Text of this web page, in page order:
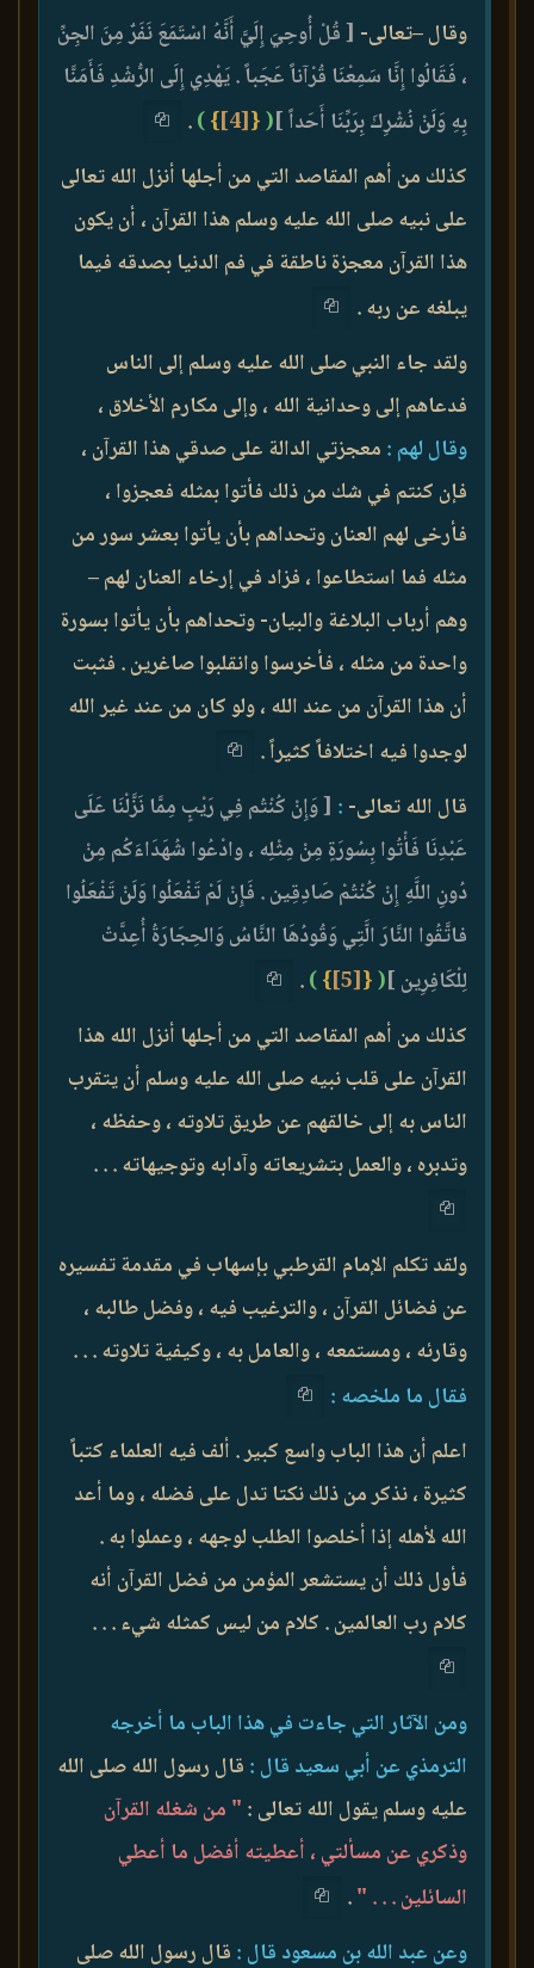
وقال –تعالى- [ قُلْ أُوحِيَ إِلَيَّ أَنَّهُ اسْتَمَعَ نَفَرٌ مِنَ الجِنِّ
، فَقَالُوا إِنَّا سَمِعْنَا قُرْآناً عَجَباً . يَهْدِي إِلَى الرُّشْدِ فَأَمَنَّا
بِهِ وَلَنْ نُشْرِكَ بِرَبِّنَا أَحَداً ](
{
[4]
}
)
.
كذلك من أهم المقاصد التي من أجلها أنزل الله تعالى
على نبيه صلى الله عليه وسلم هذا القرآن ، أن يكون
هذا القرآن معجزة ناطقة في فم الدنيا بصدقه فيما
يبلغه عن ربه .
ولقد جاء النبي صلى الله عليه وسلم إلى الناس
فدعاهم إلى وحدانية الله ، وإلى مكارم الأخلاق ،
وقال لهم : معجزتي الدالة على صدقي هذا القرآن ،
فإن كنتم في شك من ذلك فأتوا بمثله فعجزوا ،
فأرخى لهم العنان وتحداهم بأن يأتوا بعشر سور من
مثله فما استطاعوا ، فزاد في إرخاء العنان لهم –
وهم أرباب البلاغة والبيان- وتحداهم بأن يأتوا بسورة
واحدة من مثله ، فأخرسوا وانقلبوا صاغرين . فثبت
أن هذا القرآن من عند الله ، ولو كان من عند غير الله
لوجدوا فيه اختلافاً كثيراً .
قال الله تعالى- : [ وَإِنْ كُنْتُم فِي رَيْبٍ مِمَّا نَزَّلْنَا عَلَى
عَبْدِنَا فَأْتُوا بِسُورَةٍ مِنْ مِثْلِه ، وادْعُوا شُهَدَاءَكُم مِنْ
دُونِ اللَّهِ إِنْ كُنْتُمْ صَادِقِين . فَإِنْ لَمْ تَفْعَلُوا وَلَنْ تَفْعَلُوا
فاتَّقُوا النَّارَ الَّتِي وَقُودُهَا النَّاسُ وَالحِجَارَةُ أُعِدَّتْ
لِلْكَافِرِين ](
{
[5]
}
)
.
كذلك من أهم المقاصد التي من أجلها أنزل الله هذا
القرآن على قلب نبيه صلى الله عليه وسلم أن يتقرب
الناس به إلى خالقهم عن طريق تلاوته ، وحفظه ،
وتدبره ، والعمل بتشريعاته وآدابه وتوجيهاته . . .
ولقد تكلم الإمام القرطبي بإسهاب في مقدمة تفسيره
عن فضائل القرآن ، والترغيب فيه ، وفضل طالبه ،
وقارئه ، ومستمعه ، والعامل به ، وكيفية تلاوته . . .
فقال ما ملخصه :
اعلم أن هذا الباب واسع كبير . ألف فيه العلماء كتباً
كثيرة ، نذكر من ذلك نكتا تدل على فضله ، وما أعد
الله لأهله إذا أخلصوا الطلب لوجهه ، وعملوا به .
فأول ذلك أن يستشعر المؤمن من فضل القرآن أنه
كلام رب العالمين . كلام من ليس كمثله شيء . . .
ومن الآثار التي جاءت في هذا الباب ما أخرجه
الترمذي عن أبي سعيد قال : قال رسول الله صلى الله
عليه وسلم يقول الله تعالى : " من شغله القرآن
وذكري عن مسألتي ، أعطيته أفضل ما أعطي
السائلين . . . ".
وعن عبد الله بن مسعود قال : قال رسول الله صلى